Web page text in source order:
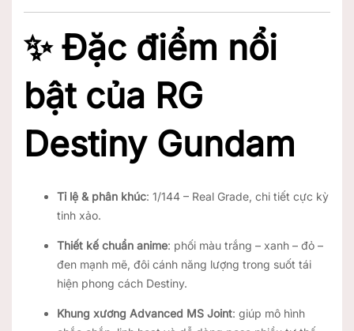
✨ Đặc điểm nổi
bật của RG
Destiny Gundam
Tỉ lệ & phân khúc: 1/144 – Real Grade, chi tiết cực kỳ
tinh xảo.
Thiết kế chuẩn anime: phối màu trắng – xanh – đỏ –
đen mạnh mẽ, đôi cánh năng lượng trong suốt tái
hiện phong cách Destiny.
Khung xương Advanced MS Joint: giúp mô hình